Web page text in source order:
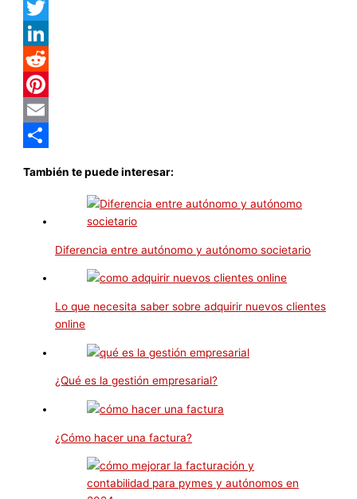
Facebook
Twitter
LinkedIn
Reddit
Pinterest
Email
También te puede interesar:
Diferencia entre autónomo y autónomo societario
Lo que necesita saber sobre adquirir nuevos clientes
online
¿Qué es la gestión empresarial?
¿Cómo hacer una factura?